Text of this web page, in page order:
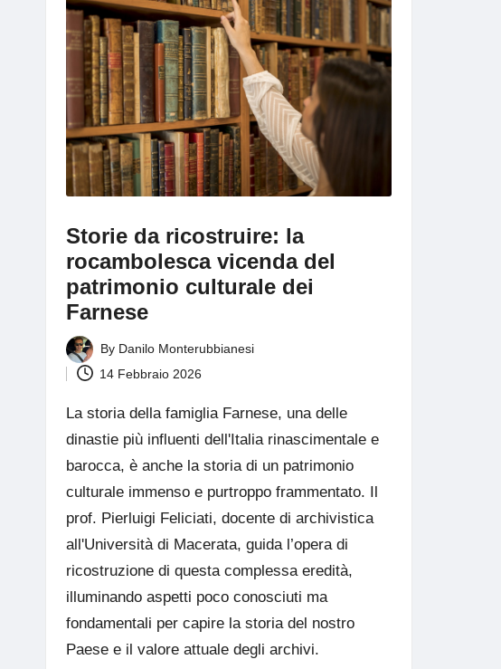
Storie da ricostruire: la
rocambolesca vicenda del
patrimonio culturale dei
Farnese
Posted
by
By Danilo Monterubbianesi
14 Febbraio 2026
La storia della famiglia Farnese, una delle
dinastie più influenti dell'Italia rinascimentale e
barocca, è anche la storia di un patrimonio
culturale immenso e purtroppo frammentato. Il
prof. Pierluigi Feliciati, docente di archivistica
all'Università di Macerata, guida l’opera di
ricostruzione di questa complessa eredità,
illuminando aspetti poco conosciuti ma
fondamentali per capire la storia del nostro
Paese e il valore attuale degli archivi.